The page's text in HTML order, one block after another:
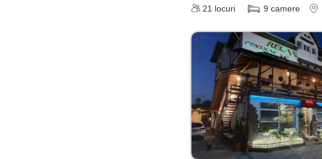
21 locuri 9 camere